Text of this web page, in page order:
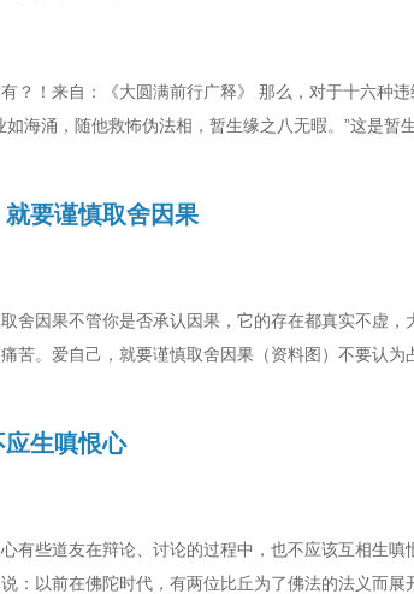
？！来自：《大圆满前行广释》 那么，对于十六种
海涌，随他救怖伪法相，暂生缘之八无暇。”这是暂生
要谨慎取舍因果
舍因果不管你是否承认因果，它的存在都真实不虚，
苦。爱自己，就要谨慎取舍因果（资料图）不要认为
生嗔恨心
有些道友在辩论、讨论的过程中，也不应该互相生
：以前在佛陀时代，有两位比丘为了佛法的法义而展